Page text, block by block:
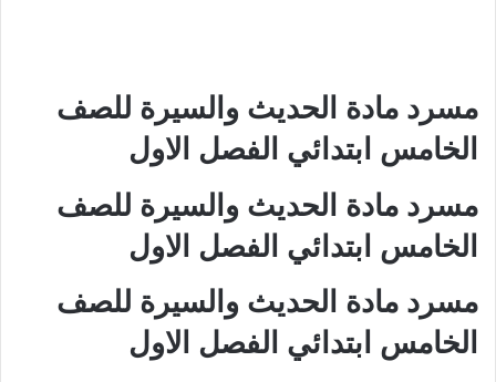
مسرد مادة الحديث والسيرة للصف
الخامس ابتدائي الفصل الاول
مسرد مادة الحديث والسيرة للصف
الخامس ابتدائي الفصل الاول
مسرد مادة الحديث والسيرة للصف
الخامس ابتدائي الفصل الاول